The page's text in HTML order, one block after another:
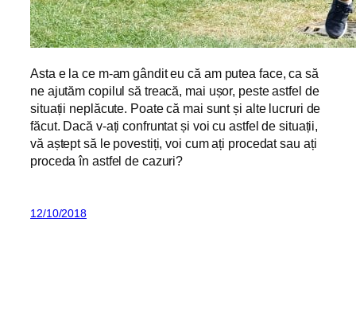
Asta e la ce m-am gândit eu că am putea face, ca să
ne ajutăm copilul să treacă, mai ușor, peste astfel de
situații neplăcute. Poate că mai sunt și alte lucruri de
făcut. Dacă v-ați confruntat și voi cu astfel de situații,
vă aștept să le povestiți, voi cum ați procedat sau ați
proceda în astfel de cazuri?
12/10/2018